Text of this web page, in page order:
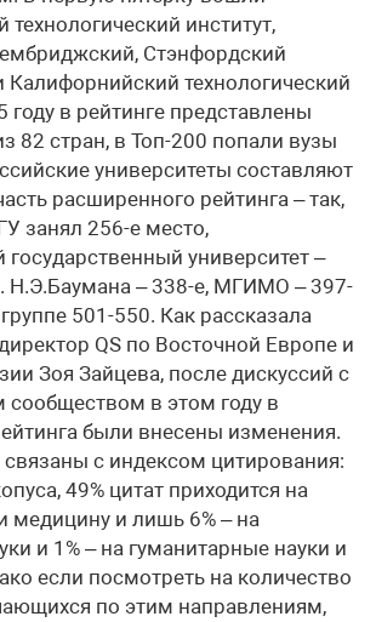
технологический институт,
Стэнфордский
Калифорнийский технологический
году в рейтинге представлены
82 стран, в Топ-200 попали вузы
университеты составляют
расширенного рейтинга – так,
занял 256-е место,
университет –
Н.Э.Баумана – 338-е, МГИМО – 397-
501-550. Как рассказала
QS по Восточной Европе и
Зоя Зайцева, после дискуссий с
сообществом в этом году в
были внесены изменения.
связаны с индексом цитирования:
49% цитат приходится на
медицину и лишь 6% – на
и 1% – на гуманитарные науки и
если посмотреть на количество
по этим направлениям,